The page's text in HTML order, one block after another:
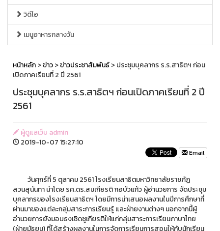
วิดีโอ
เมนูอาหารกลางวัน
หน้าหลัก>ข่าว>ข่าวประชาสัมพันธ์> ประชุมบุคลากร ร.ร.สาธิตฯ ก่อน
เปิดภาคเรียนที่ 2 ปี 2561
ประชุมบุคลากร ร.ร.สาธิตฯ ก่อนเปิดภาคเรียนที่ 2 ปี
2561
ผู้ดูแลเว็บ admin
2019-10-07 15:27:10
Email
วันศุกร์ที่ 5 ตุลาคม 2561 โรงเรียนสาธิตมหาวิทยาลัยราชภัฏ
สวนสุนันทา นำโดย รศ.ดร.สมเกียรติ กอบัวแก้ว ผู้อำนวยการ จัดประชุม
บุคลากรของโรงเรียนสาธิตฯ โดยมีการนำเสนอผลงานในปีการศึกษาที่
ผ่านมาของแต่ละกลุ่มสาระการเรียนรู้ และฝ่ายงานต่างๆ นอกจากนี้ผู้
อำนวยการยังมอบธงเชิดชูเกียรติให้แก่กลุ่มสาระการเรียนภาษาไทย
(ฝ่ายมัธยม) ที่ได้สร้างผลงานในการจัดการเรียนการสอนให้กับนักเรียน